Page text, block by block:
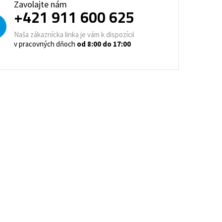
nočné stolíky
kontajnery
horeca
Barové stoličky
Zavolajte nám
+421 911 600 625
Naša zákaznícka linka je vám k dispozícii
v pracovných dňoch od 8:00 do 17:00